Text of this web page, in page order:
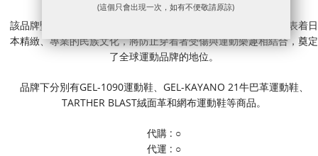
該品牌堅持高科技、高品質的標準，研發了多項專利，其產品代表着日
本精緻、專業的民族文化，將防止穿着者受傷與運動樂趣相結合，奠定
了全球運動品牌的地位。
品牌下分別有GEL-1090運動鞋、GEL-KAYANO 21牛巴革運動鞋、
TARTHER BLAST絨面革和網布運動鞋等商品。
代購 : ○
代運 : ○
(這個只會出現一次，如有不便敬請原諒)